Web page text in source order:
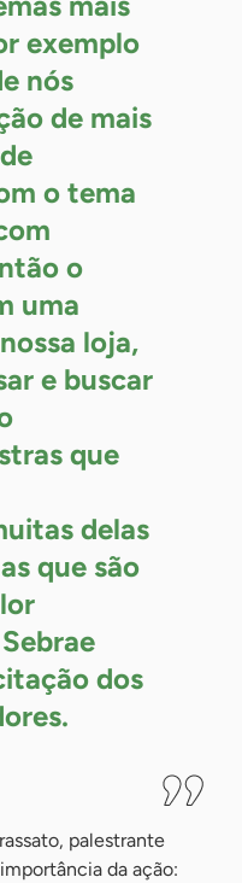
exemplo
nós
de mais
o tema
o
uma
loja,
e buscar
que
delas
que são
dos
palestrante
da ação: